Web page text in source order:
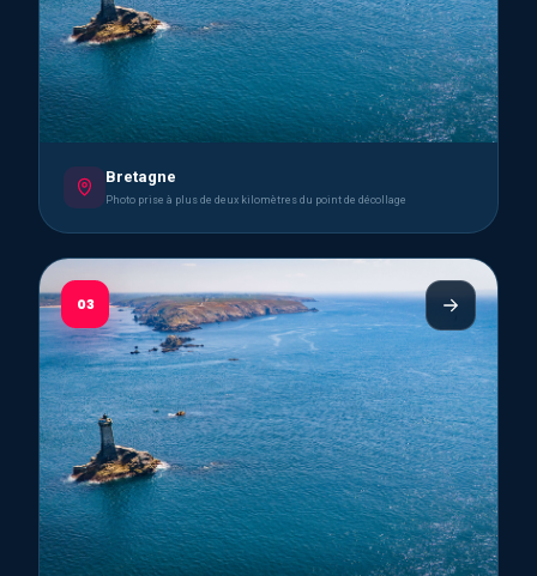
Bretagne
Photo prise à plus de deux kilomètres du point de décollage
03